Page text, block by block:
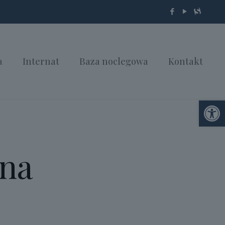
Internat Baza noclegowa Kontakt